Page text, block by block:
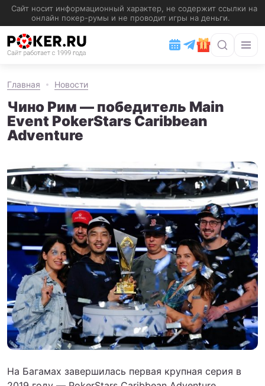
Главная Новости
Чино Рим — победитель Main
Event PokerStars Caribbean
Adventure
На Багамах завершилась первая крупная серия в